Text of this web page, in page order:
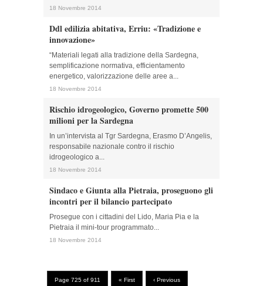
18 Novembre 2014
Ddl edilizia abitativa, Erriu: «Tradizione e
innovazione»
“Materiali legati alla tradizione della Sardegna,
semplificazione normativa, efficientamento
energetico, valorizzazione delle aree a...
18 Novembre 2014
Rischio idrogeologico, Governo promette 500
milioni per la Sardegna
In un’intervista al Tgr Sardegna, Erasmo D’Angelis,
responsabile nazionale contro il rischio
idrogeologico a...
18 Novembre 2014
Sindaco e Giunta alla Pietraia, proseguono gli
incontri per il bilancio partecipato
Prosegue con i cittadini del Lido, Maria Pia e la
Pietraia il mini-tour programmato...
18 Novembre 2014
Page 725 of 911 « First ‹ Previous